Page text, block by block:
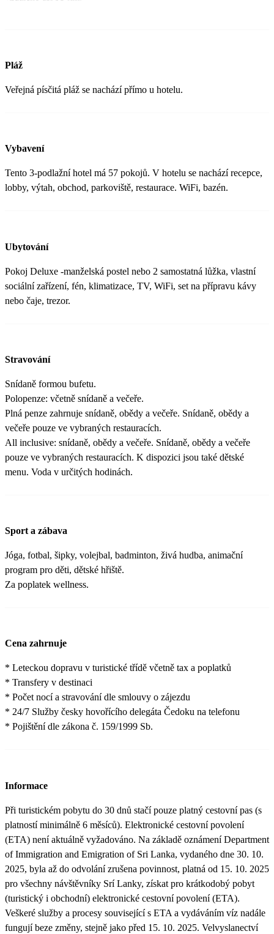
Pláž
Veřejná písčitá pláž se nachází přímo u hotelu.
Vybavení
Tento 3-podlažní hotel má 57 pokojů. V hotelu se nachází recepce,
lobby, výtah, obchod, parkoviště, restaurace. WiFi, bazén.
Ubytování
Pokoj Deluxe -manželská postel nebo 2 samostatná lůžka, vlastní
sociální zařízení, fén, klimatizace, TV, WiFi, set na přípravu kávy
nebo čaje, trezor.
Stravování
Snídaně formou bufetu.
Polopenze: včetně snídaně a večeře.
Plná penze zahrnuje snídaně, obědy a večeře. Snídaně, obědy a
večeře pouze ve vybraných restauracích.
All inclusive: snídaně, obědy a večeře. Snídaně, obědy a večeře
pouze ve vybraných restauracích. K dispozici jsou také dětské
menu. Voda v určitých hodinách.
Sport a zábava
Jóga, fotbal, šipky, volejbal, badminton, živá hudba, animační
program pro děti, dětské hřiště.
Za poplatek wellness.
Cena zahrnuje
* Leteckou dopravu v turistické třídě včetně tax a poplatků
* Transfery v destinaci
* Počet nocí a stravování dle smlouvy o zájezdu
* 24/7 Služby česky hovořícího delegáta Čedoku na telefonu
* Pojištění dle zákona č. 159/1999 Sb.
Informace
Při turistickém pobytu do 30 dnů stačí pouze platný cestovní pas (s
platností minimálně 6 měsíců). Elektronické cestovní povolení
(ETA) není aktuálně vyžadováno. Na základě oznámení Department
of Immigration and Emigration of Sri Lanka, vydaného dne 30. 10.
2025, byla až do odvolání zrušena povinnost, platná od 15. 10. 2025
pro všechny návštěvníky Srí Lanky, získat pro krátkodobý pobyt
(turistický i obchodní) elektronické cestovní povolení (ETA).
Veškeré služby a procesy související s ETA a vydáváním víz nadále
fungují beze změny, stejně jako před 15. 10. 2025. Velvyslanectví